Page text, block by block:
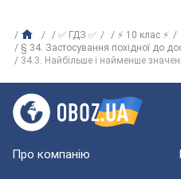
✅ ГДЗ ✅ ⚡ 10 клас ⚡
§ 34. Застосування похідної до
34.3. Найбільше і найменше
Про компанію